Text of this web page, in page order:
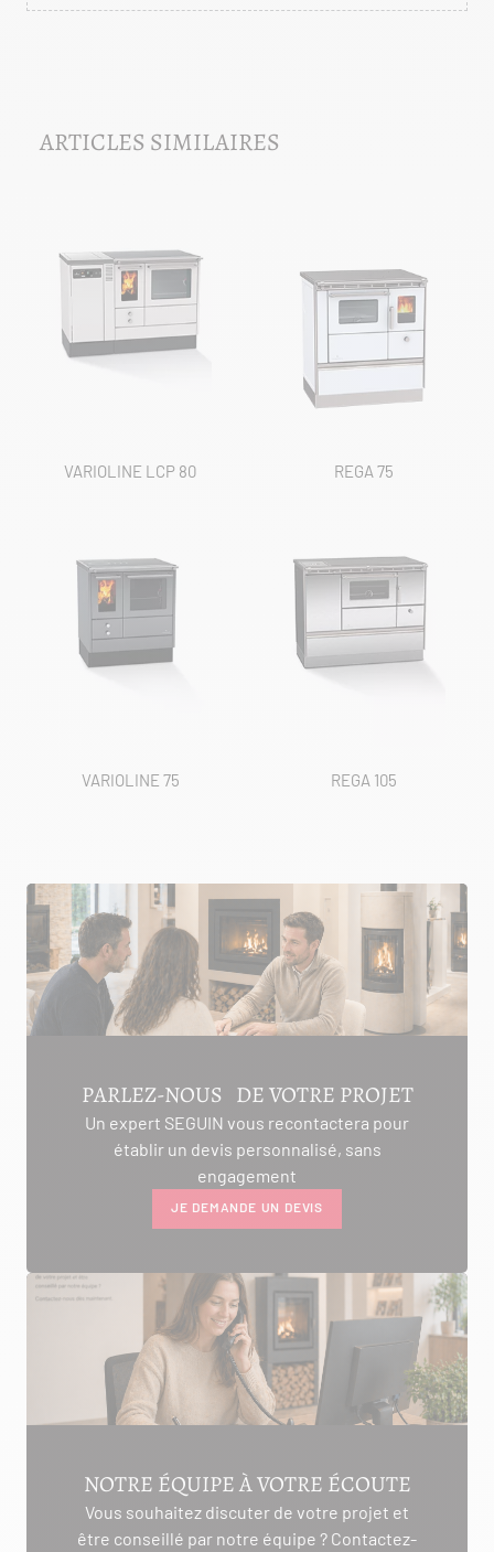
ARTICLES SIMILAIRES
VARIOLINE LCP 80 REGA 75
VARIOLINE 75 REGA 105
PARLEZ-NOUS DE VOTRE PROJET
Un expert SEGUIN vous recontactera pour
établir un devis personnalisé, sans
engagement
JE DEMANDE UN DEVIS
NOTRE ÉQUIPE À VOTRE ÉCOUTE
Vous souhaitez discuter de votre projet et
être conseillé par notre équipe ? Contactez-